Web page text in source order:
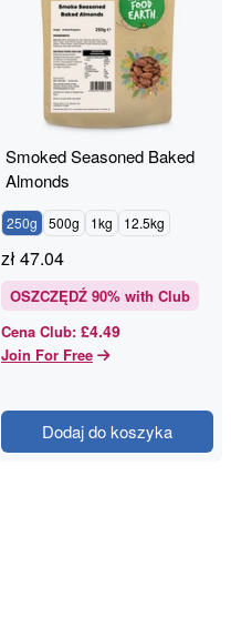
Smoked Seasoned Baked
Almonds
250g 500g 1kg 12.5kg
zł47.04
OSZCZĘDŹ 90% with Club
Cena Club: £4.49
Join For Free
Dodaj do koszyka